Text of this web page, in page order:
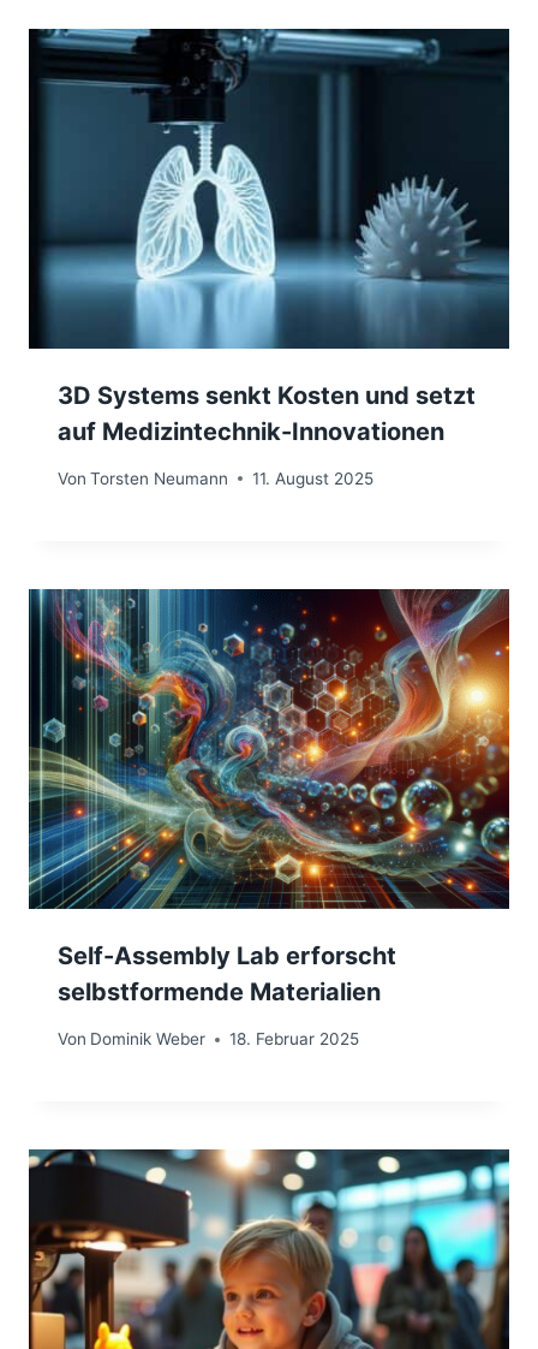
3D Systems senkt Kosten und setzt
auf Medizintechnik-Innovationen
Von Torsten Neumann 11. August 2025
Self-Assembly Lab erforscht
selbstformende Materialien
Von Dominik Weber 18. Februar 2025